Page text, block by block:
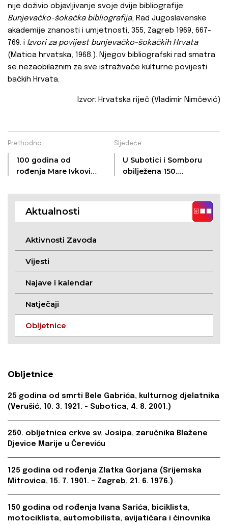
nije doživio objavljivanje svoje dvije bibliografije:
Bunjevačko-šokačka bibliografija, Rad Jugoslavenske
akademije znanosti i umjetnosti, 355, Zagreb 1969, 667-
769. i Izvori za povijest bunjevačko-šokačkih Hrvata
(Matica hrvatska, 1968.). Njegov bibliografski rad smatra
se nezaobilaznim za sve istraživače kulturne povijesti
bačkih Hrvata.
Izvor: Hrvatska riječ (Vladimir Nimčević)
Prethodno
100 godina od
rođenja Mare Ivković
Sljedeće
U Subotici i Somboru
obilježena 150.
Ante Evetovića
Aktualnosti
Aktivnosti Zavoda
Vijesti
Najave i kalendar
Natječaji
Obljetnice
Obljetnice
25 godina od smrti Bele Gabrića, kulturnog djelatnika
(Verušić, 10. 3. 1921. - Subotica, 4. 8. 2001.)
250. obljetnica crkve sv. Josipa, zaručnika Blažene
Djevice Marije u Čereviću
125 godina od rođenja Zlatka Gorjana (Srijemska
Mitrovica, 15. 7. 1901. – Zagreb, 21. 6. 1976.)
150 godina od rođenja Ivana Sarića, biciklista,
motociklista, automobilista, avijatičara i činovnika